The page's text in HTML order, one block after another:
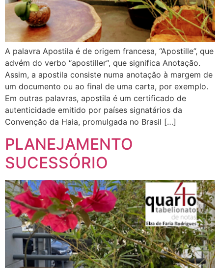
A palavra Apostila é de origem francesa, “Apostille”, que
advém do verbo “apostiller“, que significa Anotação.
Assim, a apostila consiste numa anotação à margem de
um documento ou ao final de uma carta, por exemplo.
Em outras palavras, apostila é um certificado de
autenticidade emitido por países signatários da
Convenção da Haia, promulgada no Brasil […]
PLANEJAMENTO
SUCESSÓRIO